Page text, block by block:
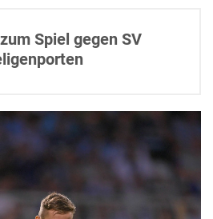
Spiel gegen SV